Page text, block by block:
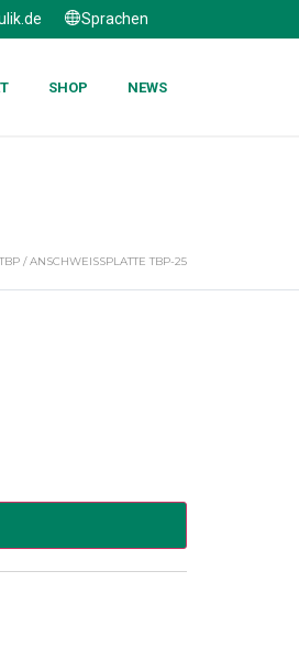
Sprachen
SHOP NEWS
/ ANSCHWEISSPLATTE TBP-25